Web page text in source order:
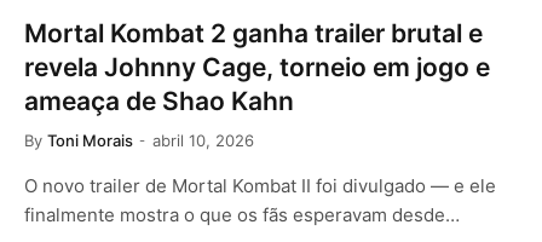
Mortal Kombat 2 ganha trailer brutal e
revela Johnny Cage, torneio em jogo e
ameaça de Shao Kahn
By Toni Morais abril 10, 2026
O novo trailer de Mortal Kombat II foi divulgado — e ele
finalmente mostra o que os fãs esperavam desde…